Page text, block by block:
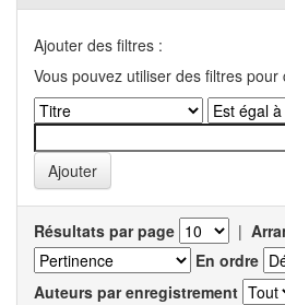
Ajouter des filtres :
Vous pouvez utiliser des filtres pour
Résultats par page |
En ordre
Auteurs par enregistrement